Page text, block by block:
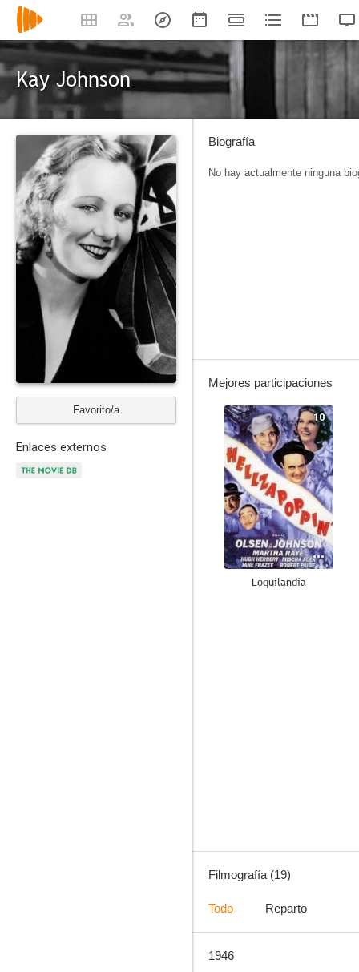
Kay Johnson
Favorito/a
Enlaces externos
Biografía
No hay actualmente ninguna
Mejores participaciones
10
Loquilandia
Filmografía (19)
Todo Reparto
1946